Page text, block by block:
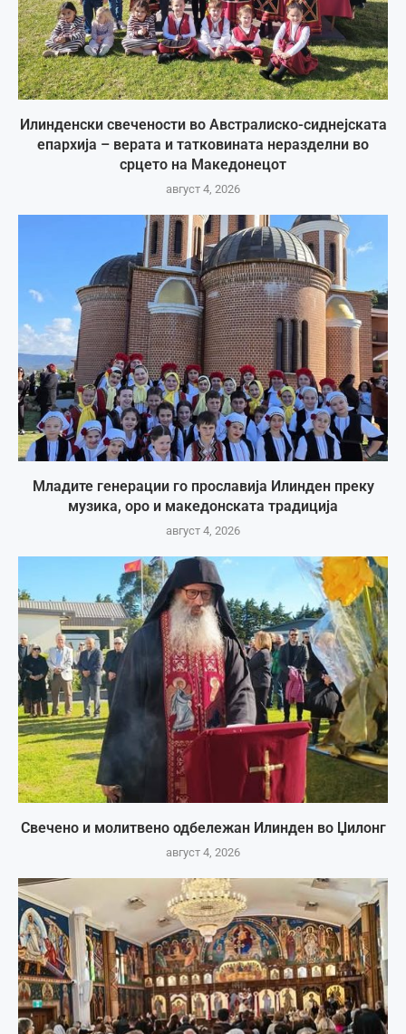
Илинденски свечености во Австралиско-сиднејската
епархија – верата и татковината неразделни во
срцето на Македонецот
август 4, 2026
Младите генерации го прославија Илинден преку
музика, оро и македонската традиција
август 4, 2026
Свечено и молитвено одбележан Илинден во Џилонг
август 4, 2026